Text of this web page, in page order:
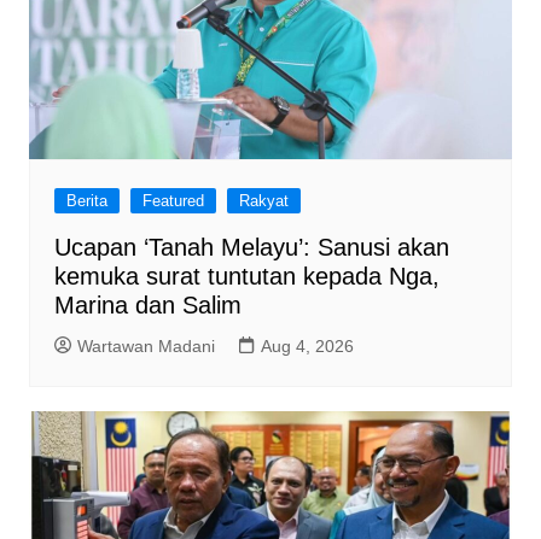
Berita Featured Rakyat
Ucapan ‘Tanah Melayu’: Sanusi akan
kemuka surat tuntutan kepada Nga,
Marina dan Salim
Wartawan Madani Aug 4, 2026